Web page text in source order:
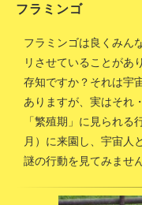
フラミンゴ
フラミンゴは良くみん
リさせていることがあ
存知ですか？それは宇
ありますが、実はそれ
「繁殖期」に見られる
月）に来園し、宇宙人
謎の行動を見てみませ